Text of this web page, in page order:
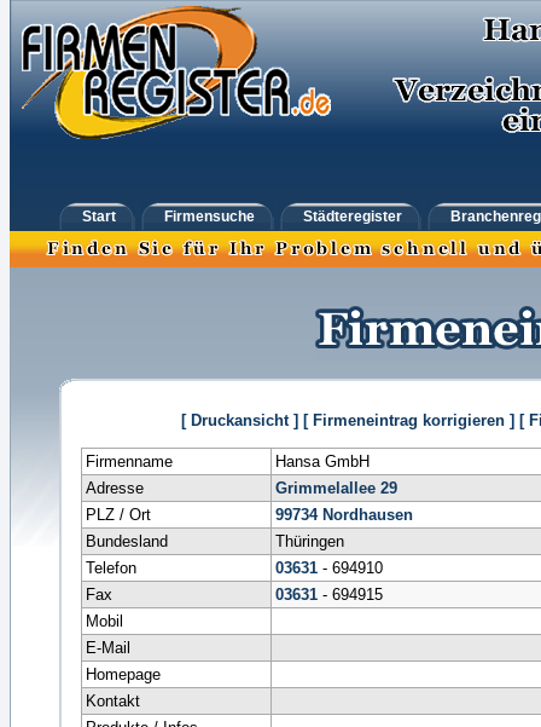
Start Firmensuche Städteregister
[ Druckansicht ] [ Firmeneintrag korrigieren ] [
Firmenname
Hansa GmbH
Adresse
Grimmelallee 29
PLZ / Ort
99734 Nordhausen
Bundesland
Thüringen
Telefon
03631- 694910
Fax
03631- 694915
Mobil
E-Mail
Homepage
Kontakt